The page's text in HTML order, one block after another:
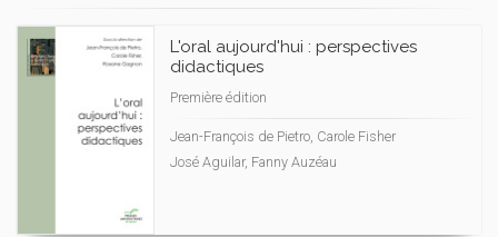
L'oral aujourd'hui : perspectives
didactiques
Première édition
Jean-François de Pietro, Carole Fisher
José Aguilar, Fanny Auzéau